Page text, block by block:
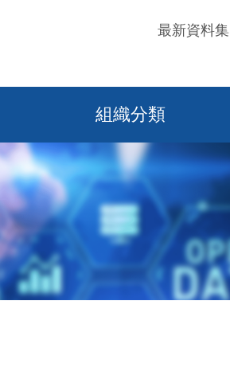
最新資料集
組織分類